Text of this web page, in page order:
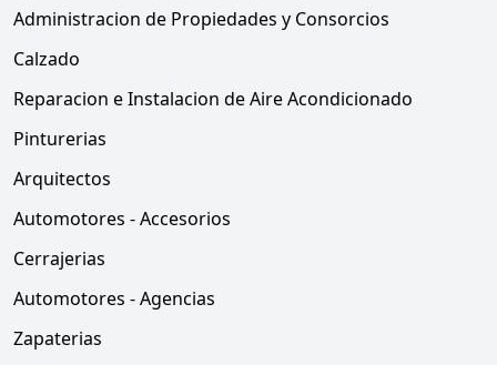
Administracion de Propiedades y Consorcios
Calzado
Reparacion e Instalacion de Aire Acondicionado
Pinturerias
Arquitectos
Automotores - Accesorios
Cerrajerias
Automotores - Agencias
Zapaterias